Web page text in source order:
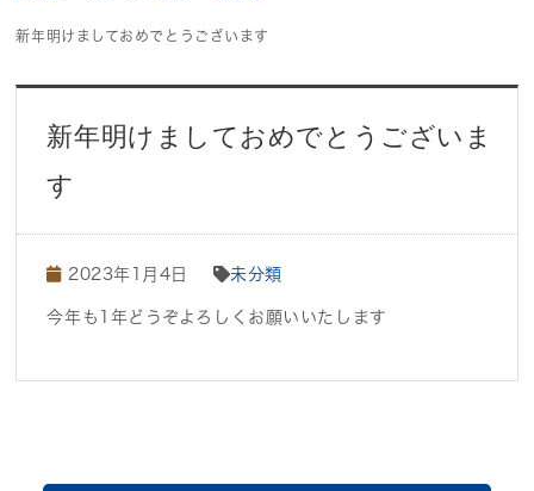
訪問診療
施設案内
初診の方へ
新年明けましておめでとうございます
新年明けましておめでとうございま
す
2023年1月4日 未分類
今年も1年どうぞよろしくお願いいたします